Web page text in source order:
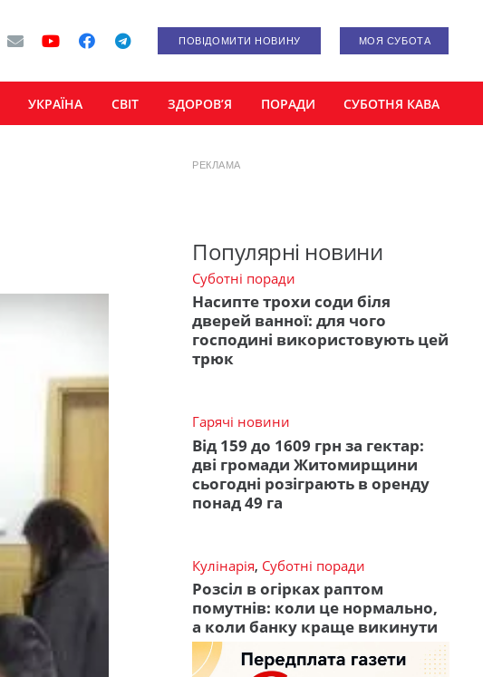
ПОВІДОМИТИ НОВИНУ МОЯ СУБОТА
УКРАЇНА СВІТ ЗДОРОВ’Я ПОРАДИ СУБОТНЯ КАВА
РЕКЛАМА
Популярні новини
Суботні поради
Насипте трохи соди біля
дверей ванної: для чого
господині використовують цей
трюк
Гарячі новини
Від 159 до 1609 грн за гектар:
дві громади Житомирщини
сьогодні розіграють в оренду
понад 49 га
Кулінарія, Суботні поради
Розсіл в огірках раптом
помутнів: коли це нормально,
а коли банку краще викинути